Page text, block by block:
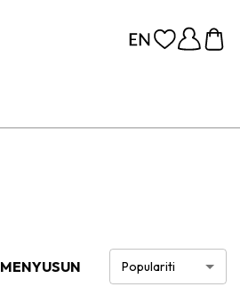
MENYUSUN Populariti